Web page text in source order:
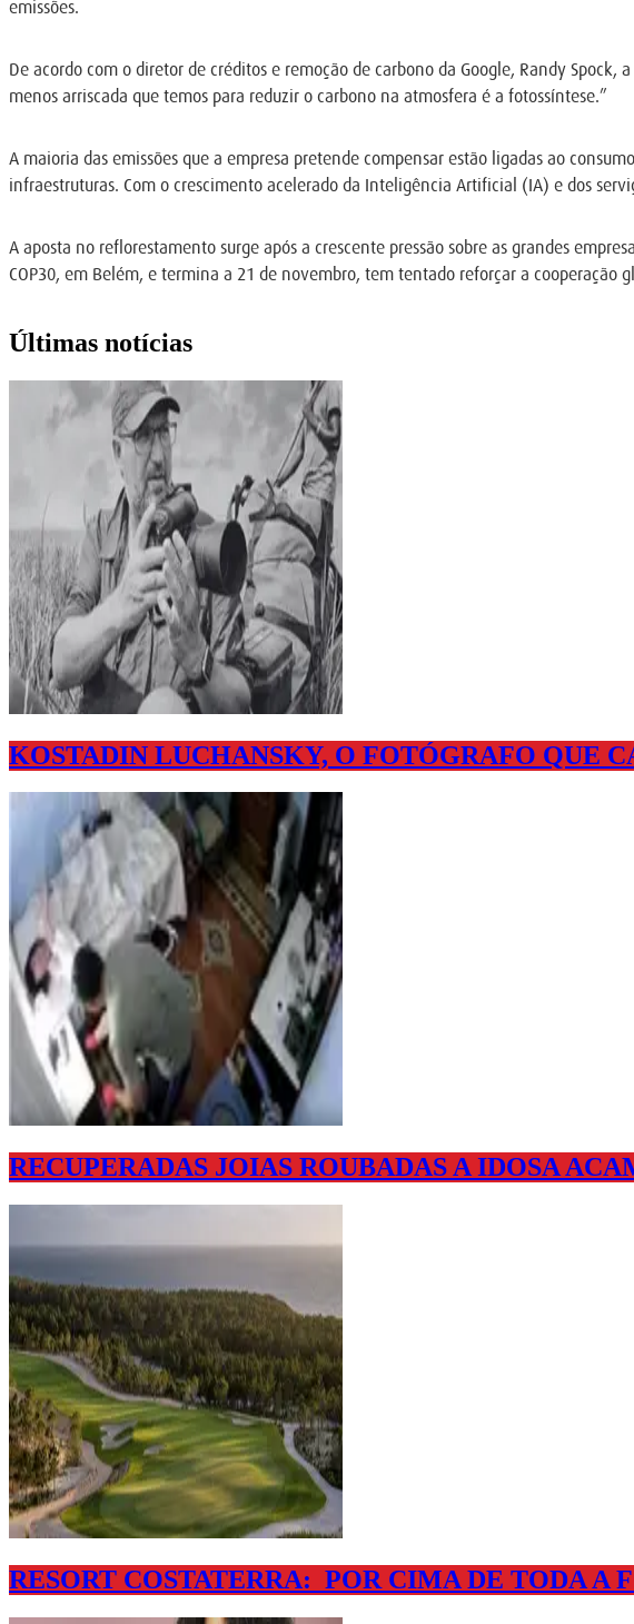
emissões.
De acordo com o diretor de créditos e remoção de carbono da Google, Randy
menos arriscada que temos para reduzir o carbono na atmosfera é a fotossíntese.”
A maioria das emissões que a empresa pretende compensar estão ligadas ao
infraestruturas. Com o crescimento acelerado da Inteligência Artificial (IA) e dos
A aposta no reflorestamento surge após a crescente pressão sobre as grandes
COP30, em Belém, e termina a 21 de novembro, tem tentado reforçar a cooperação
Últimas notícias
KOSTADIN LUCHANSKY, O FOTÓGRAFO QUE
RECUPERADAS JOIAS ROUBADAS A IDOSA
RESORT COSTATERRA: POR CIMA DE TODA A